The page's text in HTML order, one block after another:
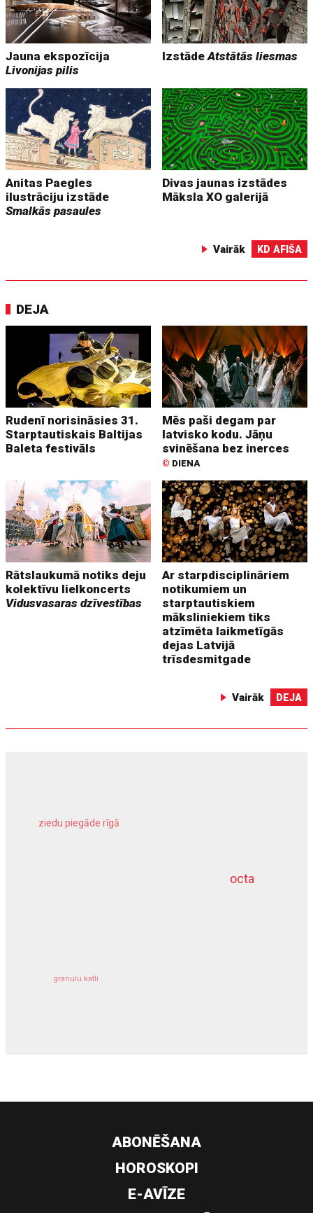
Jauna ekspozīcija
Livonijas pilis
IzstādeAtstātās liesmas
Anitas Paegles
ilustrāciju izstāde
Smalkās pasaules
Divas jaunas izstādes
Māksla XO galerijā
Vairāk KD AFIŠA
DEJA
Rudenī norisināsies 31.
Starptautiskais Baltijas
Baleta festivāls
Mēs paši degam par
latvisko kodu. Jāņu
svinēšana bez inerces
© DIENA
Rātslaukumā notiks deju
kolektīvu lielkoncerts
Vidusvasaras dzīvestības
Ar starpdisciplināriem
notikumiem un
starptautiskiem
māksliniekiem tiks
atzīmēta laikmetīgās
dejas Latvijā
trīsdesmitgade
Vairāk DEJA
octa
ziedu piegāde rīgā
granulu katli
dziļurbums
ABONĒŠANA
HOROSKOPI
E-AVĪZE